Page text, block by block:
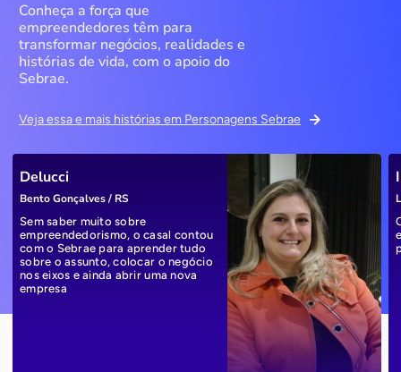
Conheça a força que
empreendedores têm para
transformar negócios, realidades e
histórias de vida, com o apoio do
Sebrae.
Veja essa e mais histórias em Personagens Sebrae
Delucci
Bento Gonçalves / RS
Sem saber muito sobre
empreendedorismo, o casal contou
com o Sebrae para aprender tudo
sobre o assunto, colocar o negócio
nos eixos e ainda abrir uma nova
empresa